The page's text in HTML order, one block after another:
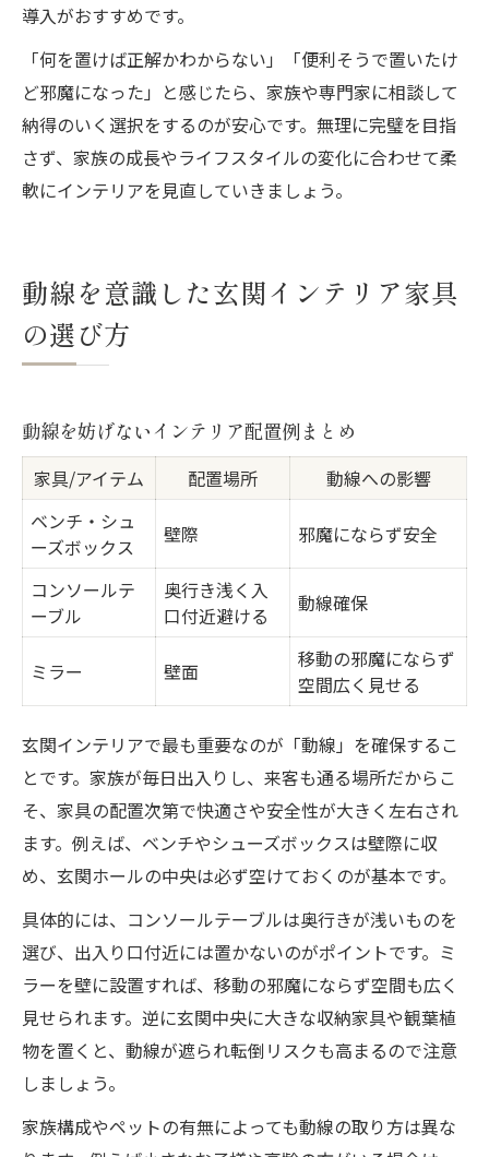
導入がおすすめです。
「何を置けば正解かわからない」「便利そうで置いたけ
ど邪魔になった」と感じたら、家族や専門家に相談して
納得のいく選択をするのが安心です。無理に完璧を目指
さず、家族の成長やライフスタイルの変化に合わせて柔
軟にインテリアを見直していきましょう。
動線を意識した玄関インテリア家具
の選び方
動線を妨げないインテリア配置例まとめ
家具/アイテム 配置場所
動線への影響
ベンチ・シュ
ーズボックス
壁際 邪魔にならず安全
コンソールテ
ーブル
奥行き浅く入
口付近避ける
動線確保
ミラー 壁面
移動の邪魔にならず
空間広く見せる
玄関インテリアで最も重要なのが「動線」を確保するこ
とです。家族が毎日出入りし、来客も通る場所だからこ
そ、家具の配置次第で快適さや安全性が大きく左右され
ます。例えば、ベンチやシューズボックスは壁際に収
め、玄関ホールの中央は必ず空けておくのが基本です。
具体的には、コンソールテーブルは奥行きが浅いものを
選び、出入り口付近には置かないのがポイントです。ミ
ラーを壁に設置すれば、移動の邪魔にならず空間も広く
見せられます。逆に玄関中央に大きな収納家具や観葉植
物を置くと、動線が遮られ転倒リスクも高まるので注意
しましょう。
家族構成やペットの有無によっても動線の取り方は異な